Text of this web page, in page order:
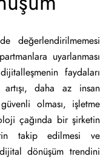
değerlendirilmemesi
uyarlanması
faydaları
artışı, daha az insan
olması, işletme
çağında bir şirketin
takip edilmesi ve
dijital dönüşüm trendini